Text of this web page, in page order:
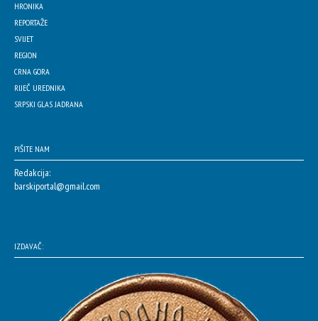
HRONIKA
REPORTAŽE
SVIJET
REGION
CRNA GORA
RIJEČ UREDNIKA
SRPSKI GLAS JADRANA
PIŠITE NAM
Redakcija:
barskiportal@gmail.com
IZDAVAČ: